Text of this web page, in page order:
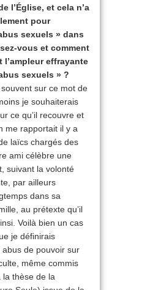
l’Église, et cela n’a
pour
sexuels » dans
vous et comment
effrayante
sexuels » ?
souvent sur ce mot de
je souhaiterais
ce qu’il recouvre et
me rapportait il y a
laïcs chargés des
ami célèbre une
suivant la volonté
par ailleurs
dans sa
au prétexte qu’il
Voilà bien un cas
je définirais
de pouvoir sur
même commis
la thèse de la